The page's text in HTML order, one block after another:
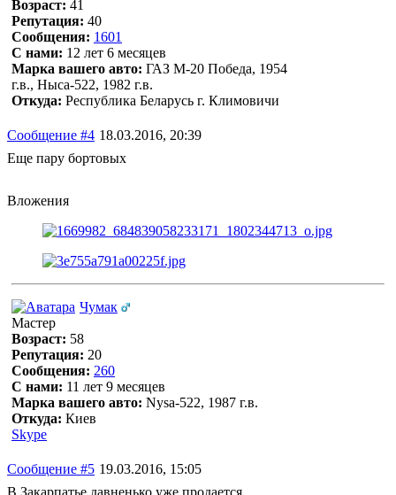
Возраст: 41
Репутация: 40
Сообщения: 1601
С нами: 12 лет 6 месяцев
Марка вашего авто: ГАЗ М-20 Победа, 1954
г.в., Ныса-522, 1982 г.в.
Откуда: Республика Беларусь г. Климовичи
Сообщение #4 18.03.2016, 20:39
Еще пару бортовых
Вложения
Чумак
Мастер
Возраст: 58
Репутация: 20
Сообщения: 260
С нами: 11 лет 9 месяцев
Марка вашего авто: Nysa-522, 1987 г.в.
Откуда: Киев
Skype
Сообщение #5 19.03.2016, 15:05
В Закарпатье давненько уже продается.